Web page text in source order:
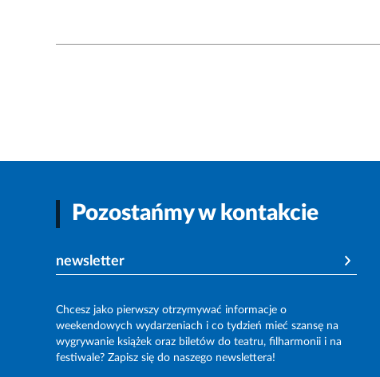
Pozostańmy w kontakcie
newsletter
Chcesz jako pierwszy otrzymywać informacje o
weekendowych wydarzeniach i co tydzień mieć szansę na
wygrywanie książek oraz biletów do teatru, filharmonii i na
festiwale? Zapisz się do naszego newslettera!